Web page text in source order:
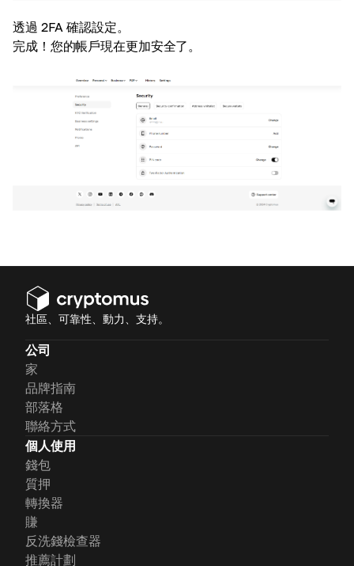
透過 2FA 確認設定。
完成！您的帳戶現在更加安全了。
社區、可靠性、動力、支持。
公司
家
品牌指南
部落格
聯絡方式
個人使用
錢包
質押
轉換器
賺
反洗錢檢查器
推薦計劃